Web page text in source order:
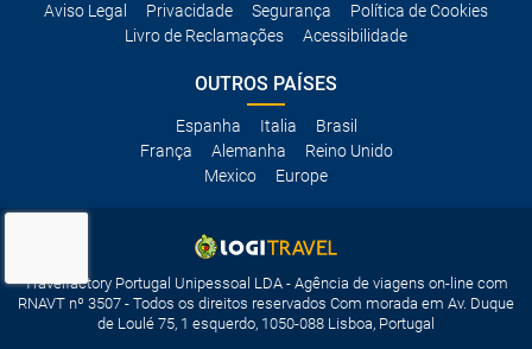
Aviso Legal Privacidade Segurança
Política de Cookies
Livro de Reclamações
Acessibilidade
OUTROS PAÍSES
Espanha Italia
Brasil
França
Alemanha
Reino Unido
Mexico
Europe
Travelfactory Portugal Unipessoal LDA - Agência de viagens on-line com
RNAVT nº 3507 - Todos os direitos reservados Com morada em Av. Duque
de Loulé 75, 1 esquerdo, 1050-088 Lisboa, Portugal